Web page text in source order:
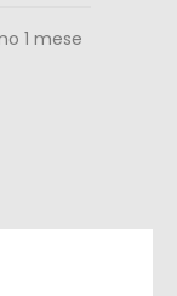
1 mese